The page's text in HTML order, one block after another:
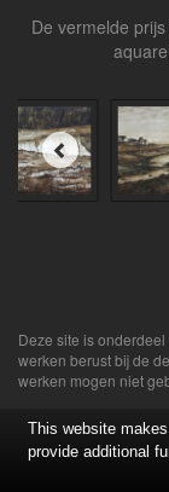
De vermelde
Deze site is onderdeel
werken berust bij de
werken mogen niet
This website
provide additional